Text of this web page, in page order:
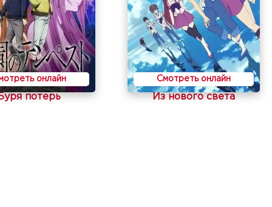
онлайн
потерь
Смотреть онлайн
Из нового света